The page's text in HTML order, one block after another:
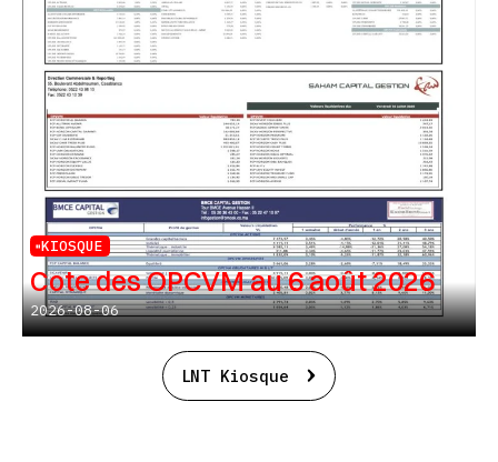
KIOSQUE
Cote des OPCVM au 6 août 2026
2026-08-06
LNT Kiosque